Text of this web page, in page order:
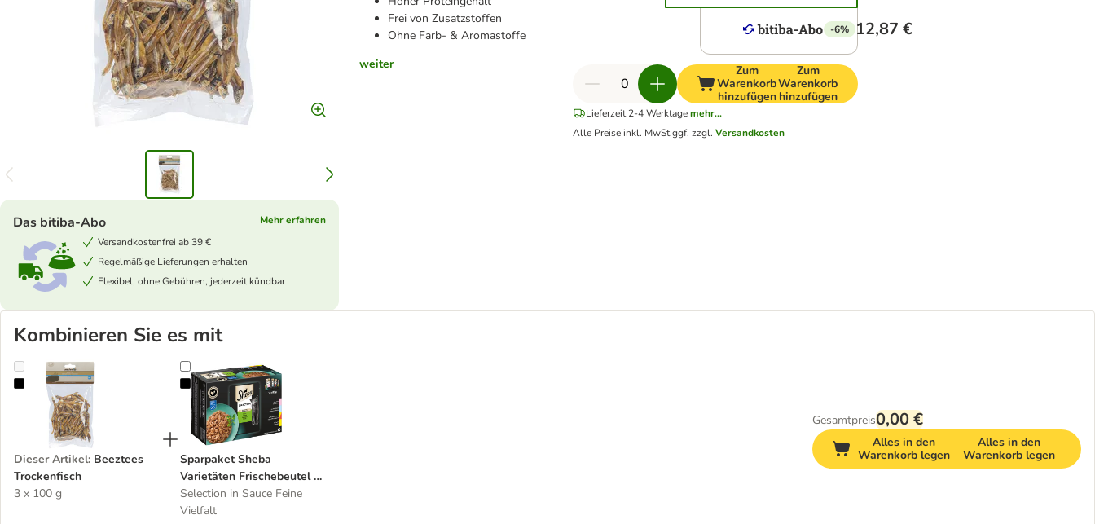
Frei von Zusatzstoffen
Ohne Farb- & Aromastoffe
weiter
Das bitiba-Abo
Mehr erfahren
Versandkostenfrei ab 39 €
Regelmäßige Lieferungen erhalten
Flexibel, ohne Gebühren, jederzeit kündbar
-6% 12,87 €
Zum
Warenkorb
hinzufügen
Zum
Warenkorb
hinzufügen
Lieferzeit 2-4 Werktagemehr...
Alle Preise inkl. MwSt.ggf. zzgl.Versandkosten
Kombinieren Sie es mit
Beeztees Trockenfisch
Dieser Artikel: Beeztees
Trockenfisch
3 x 100 g
Sparpaket Sheba Varietäten Frischebeutel 96 x 85 g
Sparpaket Sheba
Varietäten Frischebeutel 96
x 85 g
Selection in Sauce Feine
Vielfalt
Gesamtpreis0,00 €
Alles in den
Warenkorb legen
Alles in den
Warenkorb legen